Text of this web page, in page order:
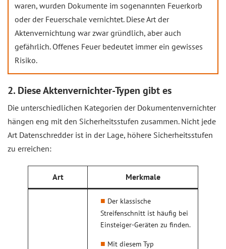
waren, wurden Dokumente im sogenannten Feuerkorb
oder der Feuerschale vernichtet. Diese Art der
Aktenvernichtung war zwar gründlich, aber auch
gefährlich. Offenes Feuer bedeutet immer ein gewisses
Risiko.
2. Diese Aktenvernichter-Typen gibt es
Die unterschiedlichen Kategorien der Dokumentenvernichter
hängen eng mit den Sicherheitsstufen zusammen. Nicht jede
Art Datenschredder ist in der Lage, höhere Sicherheitsstufen
zu erreichen:
Art Merkmale
Der klassische
Streifenschnitt ist häufig bei
Einsteiger-Geräten zu finden.
Mit diesem Typ